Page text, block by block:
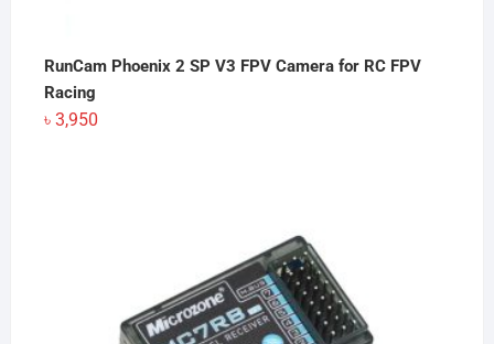
RunCam Phoenix 2 SP V3 FPV Camera for RC FPV
Racing
৳ 3,950